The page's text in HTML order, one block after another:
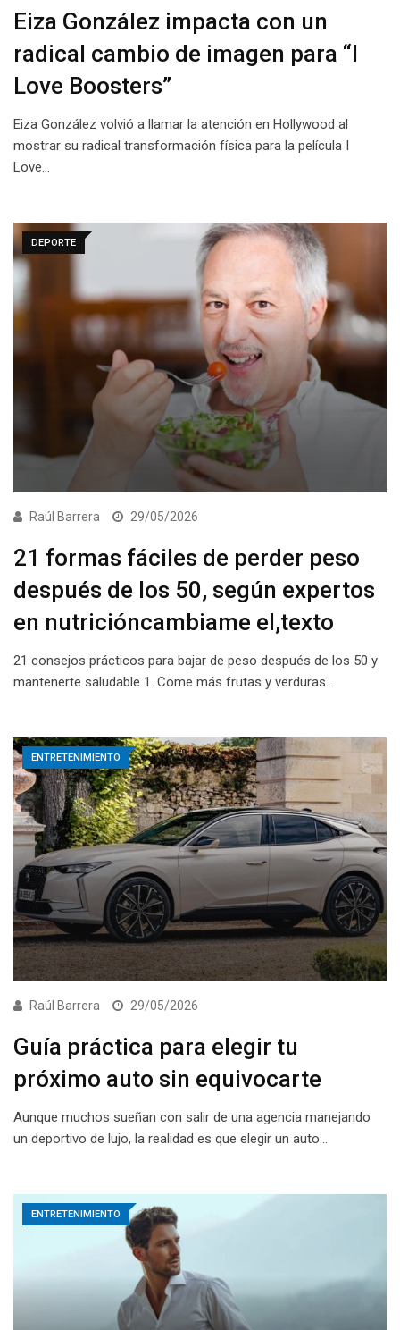
Eiza González impacta con un
radical cambio de imagen para “I
Love Boosters”
Eiza González volvió a llamar la atención en Hollywood al
mostrar su radical transformación física para la película I
Love…
DEPORTE
Raúl Barrera 29/05/2026
21 formas fáciles de perder peso
después de los 50, según expertos
en nutricióncambiame el,texto
21 consejos prácticos para bajar de peso después de los 50 y
mantenerte saludable 1. Come más frutas y verduras…
ENTRETENIMIENTO
Raúl Barrera 29/05/2026
Guía práctica para elegir tu
próximo auto sin equivocarte
Aunque muchos sueñan con salir de una agencia manejando
un deportivo de lujo, la realidad es que elegir un auto…
ENTRETENIMIENTO